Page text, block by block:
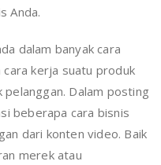
Anda.
dalam banyak cara
cara kerja suatu produk
pelanggan. Dalam posting
beberapa cara bisnis
dari konten video. Baik
merek atau